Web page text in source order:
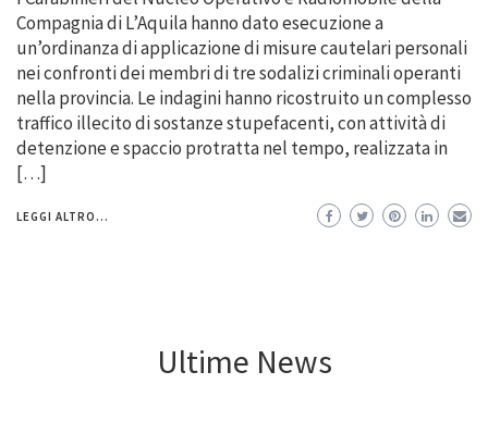
Compagnia di L’Aquila hanno dato esecuzione a
un’ordinanza di applicazione di misure cautelari personali
nei confronti dei membri di tre sodalizi criminali operanti
nella provincia. Le indagini hanno ricostruito un complesso
traffico illecito di sostanze stupefacenti, con attività di
detenzione e spaccio protratta nel tempo, realizzata in
[…]
LEGGI ALTRO...
Ultime News